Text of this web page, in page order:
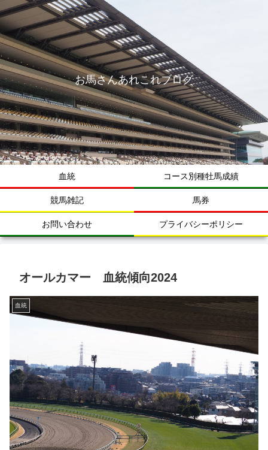
お馬さんあれこれブログ
血統 コース別種牡馬成績
競馬雑記 馬券
お問い合わせ プライバシーポリシー
オールカマー 血統傾向2024
血統